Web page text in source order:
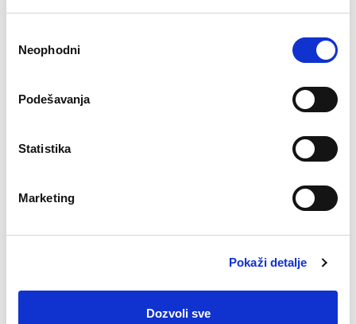
сагласности
Neophodni
Podešavanja
Statistika
Marketing
Pokaži detalje
Dozvoli sve
Facebook
LinkedIn
Twitter
Email